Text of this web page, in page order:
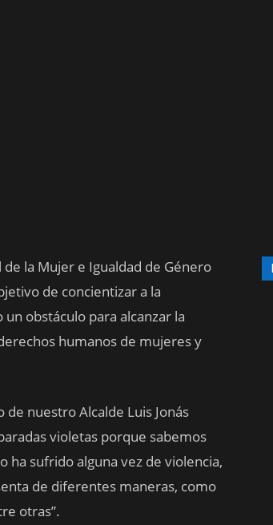
la Mujer e Igualdad de Género
de concientizar a la
obstáculo para alcanzar la
humanos de mujeres y
nuestro Alcalde Luis Jonás
violetas porque sabemos
ha sufrido alguna vez de violencia,
de diferentes maneras, como
otras”.